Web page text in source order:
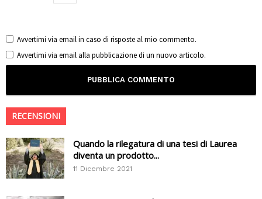
Avvertimi via email in caso di risposte al mio commento.
Avvertimi via email alla pubblicazione di un nuovo articolo.
RECENSIONI
Quando la rilegatura di una tesi di Laurea
diventa un prodotto...
11 Dicembre 2021